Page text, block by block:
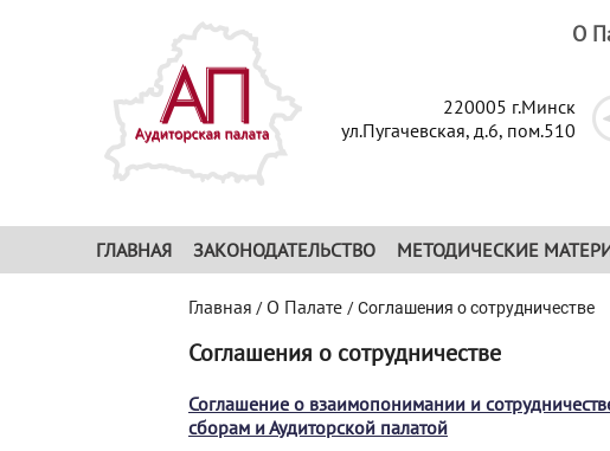
О
220005 г.Минск
ул.Пугачевская, д.6, пом.510
ГЛАВНАЯ ЗАКОНОДАТЕЛЬСТВО МЕТОДИЧЕСКИЕ
Главная / О Палате /Соглашения о сотрудничестве
Соглашения о сотрудничестве
Соглашение о взаимопонимании и
сборам и Аудиторской палатой